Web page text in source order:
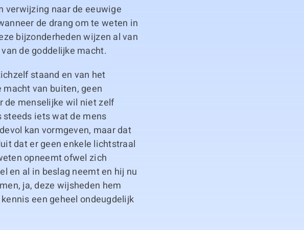
verwijzing naar de eeuwige
de drang om te weten in
bijzonderheden wijzen al van
de goddelijke macht.
staand en van het
van buiten, geen
de menselijke wil niet zelf
iets wat de mens
kan vormgeven, maar dat
dat er geen enkele lichtstraal
opneemt ofwel zich
en al in beslag neemt en hij nu
ja, deze wijsheden hem
een geheel ondeugdelijk